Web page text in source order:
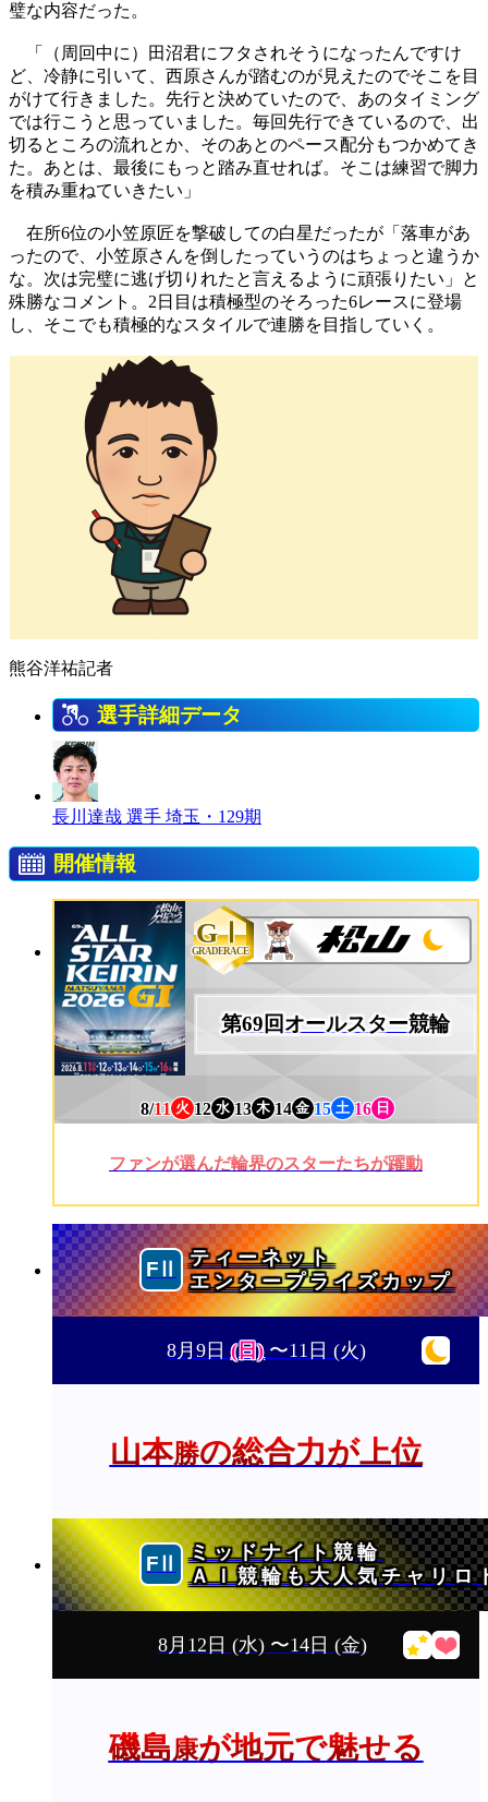
璧な内容だった。
「（周回中に）田沼君にフタされそうになったんですけ
ど、冷静に引いて、西原さんが踏むのが見えたのでそこを目
がけて行きました。先行と決めていたので、あのタイミング
では行こうと思っていました。毎回先行できているので、出
切るところの流れとか、そのあとのペース配分もつかめてき
た。あとは、最後にもっと踏み直せれば。そこは練習で脚力
を積み重ねていきたい」
在所6位の小笠原匠を撃破しての白星だったが「落車があ
ったので、小笠原さんを倒したっていうのはちょっと違うか
な。次は完璧に逃げ切りれたと言えるように頑張りたい」と
殊勝なコメント。2日目は積極型のそろった6レースに登場
し、そこでも積極的なスタイルで連勝を目指していく。
熊谷洋祐記者
選手詳細データ
長川達哉 選手 埼玉・129期
開催情報
GⅠ
GRADERACE
第69回オールスター競輪
8/11 火 12 水 13 木 14 金 15 土 16 日
ファンが選んだ輪界のスターたちが躍動
ティーネット
エンタープライズカップ
8月9日(日)〜11日(火)
山本勝の総合力が上位
ミッドナイト競輪
ＡＩ競輪も大人気チャリロ
8月12日 (水)〜14日 (金)
磯島康が地元で魅せる